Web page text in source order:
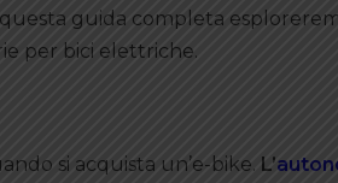
guida completa
per bici elettriche.
si acquista un’e-bike. L’